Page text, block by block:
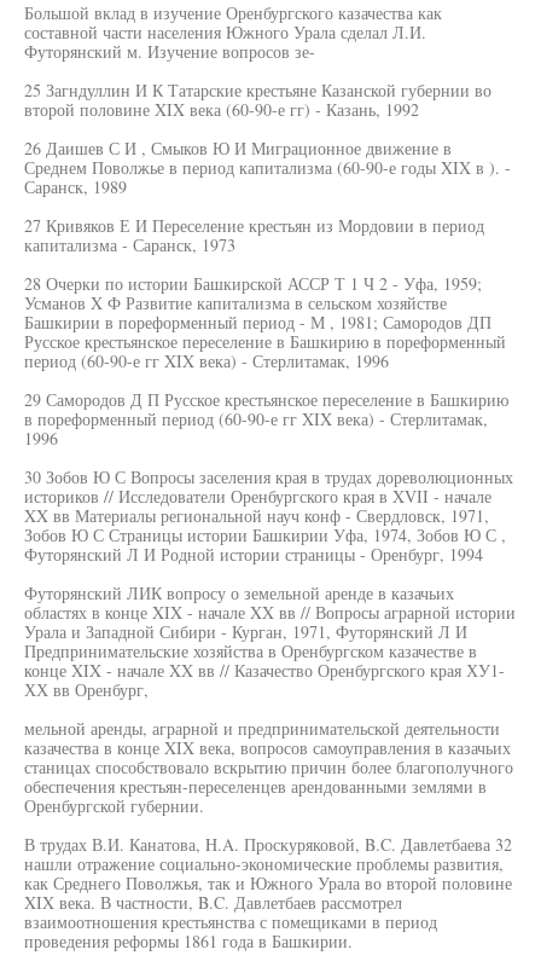
Большой вклад в изучение Оренбургского казачества как
составной части населения Южного Урала сделал Л.И.
Футорянский м. Изучение вопросов зе-
25 Загндуллин И К Татарские крестьяне Казанской губернии во
второй половине XIX века (60-90-е гг) - Казань, 1992
26 Даишев С И , Смыков Ю И Миграционное движение в
Среднем Поволжье в период капитализма (60-90-е годы XIX в ). -
Саранск, 1989
27 Кривяков Е И Переселение крестьян из Мордовии в период
капитализма - Саранск, 1973
28 Очерки по истории Башкирской АССР Т 1 Ч 2 - Уфа, 1959;
Усманов X Ф Развитие капитализма в сельском хозяйстве
Башкирии в пореформенный период - М , 1981; Самородов ДП
Русское крестьянское переселение в Башкирию в пореформенный
период (60-90-е гг XIX века) - Стерлитамак, 1996
29 Самородов Д П Русское крестьянское переселение в Башкирию
в пореформенный период (60-90-е гг XIX века) - Стерлитамак,
1996
30 Зобов Ю С Вопросы заселения края в трудах дореволюционных
историков // Исследователи Оренбургского края в XVII - начале
XX вв Материалы региональной науч конф - Свердловск, 1971,
Зобов Ю С Страницы истории Башкирии Уфа, 1974, Зобов Ю С ,
Футорянский Л И Родной истории страницы - Оренбург, 1994
Футорянский ЛИК вопросу о земельной аренде в казачьих
областях в конце XIX - начале XX вв // Вопросы аграрной истории
Урала и Западной Сибири - Курган, 1971, Футорянский Л И
Предпринимательские хозяйства в Оренбургском казачестве в
конце XIX - начале XX вв // Казачество Оренбургского края ХУ1-
ХХ вв Оренбург,
мельной аренды, аграрной и предпринимательской деятельности
казачества в конце XIX века, вопросов самоуправления в казачьих
станицах способствовало вскрытию причин более благополучного
обеспечения крестьян-переселенцев арендованными землями в
Оренбургской губернии.
В трудах В.И. Канатова, H.A. Проскуряковой, B.C. Давлетбаева 32
нашли отражение социально-экономические проблемы развития,
как Среднего Поволжья, так и Южного Урала во второй половине
XIX века. В частности, B.C. Давлетбаев рассмотрел
взаимоотношения крестьянства с помещиками в период
проведения реформы 1861 года в Башкирии.